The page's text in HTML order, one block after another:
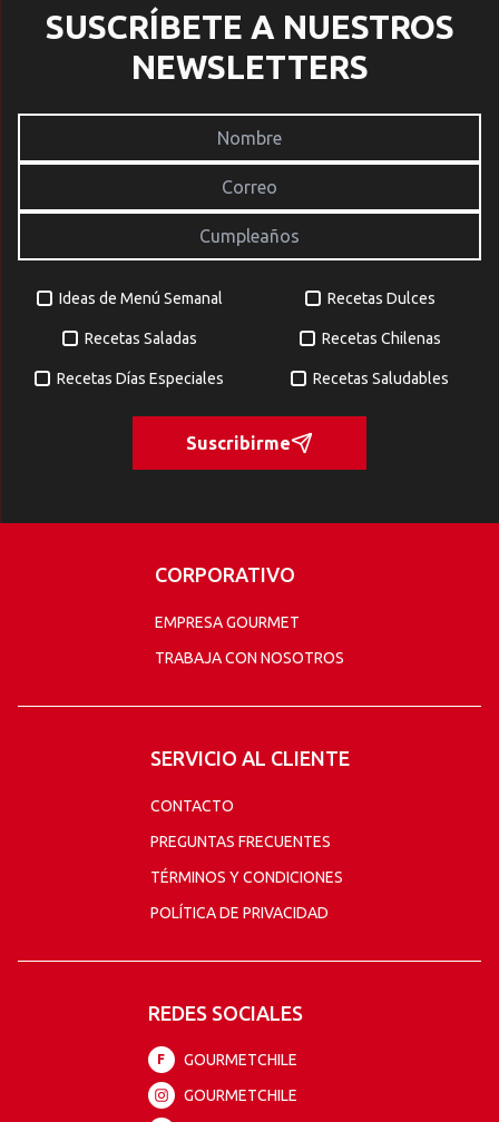
SUSCRÍBETE A NUESTROS
NEWSLETTERS
Ideas de Menú Semanal Recetas Dulces
Recetas Saladas Recetas Chilenas
Recetas Días Especiales Recetas Saludables
Suscribirme
CORPORATIVO
EMPRESA GOURMET
TRABAJA CON NOSOTROS
SERVICIO AL CLIENTE
CONTACTO
PREGUNTAS FRECUENTES
TÉRMINOS Y CONDICIONES
POLÍTICA DE PRIVACIDAD
REDES SOCIALES
F
GOURMETCHILE
GOURMETCHILE